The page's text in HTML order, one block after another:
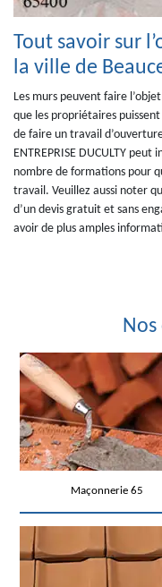
Tout savoir sur
la ville de
Les murs peuvent faire
que les propriétaires
de faire un travail
ENTREPRISE DUCULTY
nombre de formations pour
travail. Veuillez aussi noter
d’un devis gratuit et sans
avoir de plus amples
Maçonnerie 65